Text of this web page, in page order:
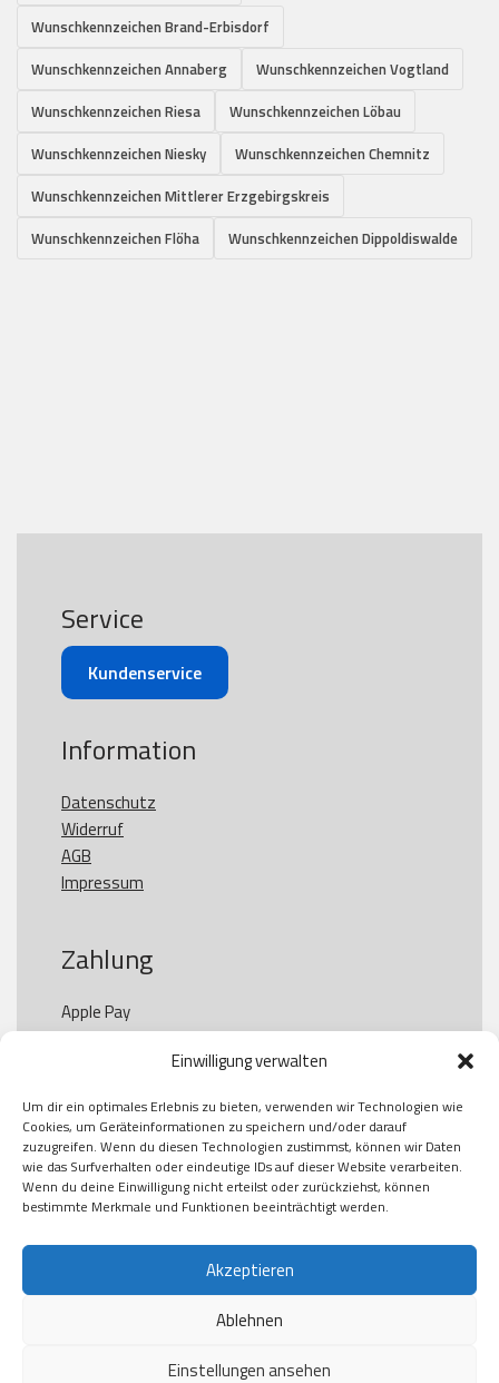
Einwilligung verwalten
Um dir ein optimales Erlebnis zu bieten, verwenden wir Technologien wie
Cookies, um Geräteinformationen zu speichern und/oder darauf
zuzugreifen. Wenn du diesen Technologien zustimmst, können wir Daten
wie das Surfverhalten oder eindeutige IDs auf dieser Website verarbeiten.
Wenn du deine Einwilligung nicht erteilst oder zurückziehst, können
bestimmte Merkmale und Funktionen beeinträchtigt werden.
Akzeptieren
Ablehnen
Einstellungen ansehen
Wunschkennzeichen Brand-Erbisdorf
Wunschkennzeichen Annaberg
Wunschkennzeichen Vogtland
Wunschkennzeichen Riesa
Wunschkennzeichen Löbau
Wunschkennzeichen Niesky
Wunschkennzeichen Chemnitz
Wunschkennzeichen Mittlerer Erzgebirgskreis
Wunschkennzeichen Flöha
Wunschkennzeichen Dippoldiswalde
Service
Kundenservice
Information
Datenschutz
Widerruf
AGB
Impressum
Zahlung
Apple Pay
Paypal
Kauf auf Rechung
Klarna
American Express